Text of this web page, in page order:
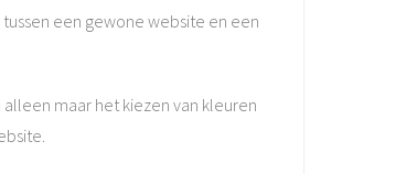
een gewone website en een
maar het kiezen van kleuren